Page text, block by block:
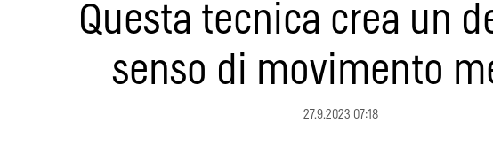
Questa tecnica crea un
senso di movimento
27.9.2023 07:18